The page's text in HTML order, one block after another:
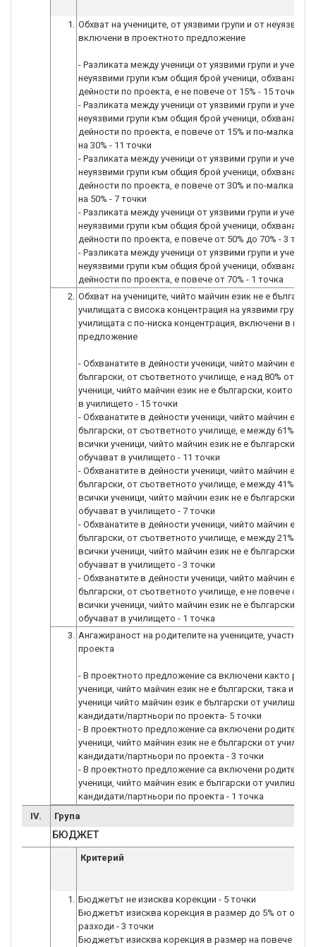
1. Обхват на учениците, от уязвими групи и от неуязвими
включени в проектното предложение
- Разликата между ученици от уязвими групи и ученици
неуязвими групи към общия брой ученици, обхванати в
дейности по проекта, е не повече от 15% - 15 точки
- Разликата между ученици от уязвими групи и ученици
неуязвими групи към общия брой ученици, обхванати в
дейности по проекта, е повече от 15% и по-малка или
на 30% - 11 точки
- Разликата между ученици от уязвими групи и ученици
неуязвими групи към общия брой ученици, обхванати в
дейности по проекта, е повече от 30% и по-малка или
на 50% - 7 точки
- Разликата между ученици от уязвими групи и ученици
неуязвими групи към общия брой ученици, обхванати в
дейности по проекта, е повече от 50% до 70% - 3 точки
- Разликата между ученици от уязвими групи и ученици
неуязвими групи към общия брой ученици, обхванати в
дейности по проекта, е повече от 70% - 1 точка
2. Обхват на учениците, чийто майчин език не е
училищата с висока концентрация на уязвими групи/
училищата с по-ниска концентрация, включени в
предложение
- Обхванатите в дейности ученици, чийто майчин език
български, от съответното училище, е над 80% от
ученици, чийто майчин език не е български, които се
в училището - 15 точки
- Обхванатите в дейности ученици, чийто майчин език
български, от съответното училище, е между 61%-
всички ученици, чийто майчин език не е български,
обучават в училището - 11 точки
- Обхванатите в дейности ученици, чийто майчин език
български, от съответното училище, е между 41%-60%
всички ученици, чийто майчин език не е български,
обучават в училището - 7 точки
- Обхванатите в дейности ученици, чийто майчин език
български, от съответното училище, е между 21%-40%
всички ученици, чийто майчин език не е български,
обучават в училището - 3 точки
- Обхванатите в дейности ученици, чийто майчин език
български, от съответното училище, е не повече от
всички ученици, чийто майчин език не е български,
обучават в училището - 1 точка
3. Ангажираност на родителите на учениците, участници
проекта
- В проектното предложение са включени както
ученици, чийто майчин език не е български, така и
ученици чийто майчин език е български от училищата–
кандидати/партньори по проекта- 5 точки
- В проектното предложение са включени родители
ученици, чийто майчин език не е български от
кандидати/партньори по проекта - 3 точки
- В проектното предложение са включени родители
ученици, чийто майчин език е български от
кандидати/партньори по проекта - 1 точка
IV.
Група
БЮДЖЕТ
Критерий
1. Бюджетът не изисква корекции - 5 точки
Бюджетът изисква корекция в размер до 5% от
разходи - 3 точки
Бюджетът изисква корекция в размер на повече от